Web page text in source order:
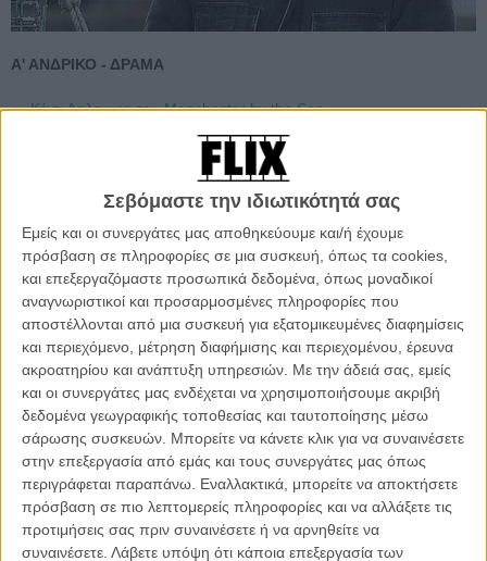
Σεβόμαστε την ιδιωτικότητά σας
Εμείς και οι συνεργάτες μας αποθηκεύουμε και/ή έχουμε
πρόσβαση σε πληροφορίες σε μια συσκευή, όπως τα cookies,
και επεξεργαζόμαστε προσωπικά δεδομένα, όπως μοναδικοί
αναγνωριστικοί και προσαρμοσμένες πληροφορίες που
αποστέλλονται από μια συσκευή για εξατομικευμένες διαφημίσεις
και περιεχόμενο, μέτρηση διαφήμισης και περιεχομένου, έρευνα
ακροατηρίου και ανάπτυξη υπηρεσιών. Με την άδειά σας, εμείς
και οι συνεργάτες μας ενδέχεται να χρησιμοποιήσουμε ακριβή
δεδομένα γεωγραφικής τοποθεσίας και ταυτοποίησης μέσω
σάρωσης συσκευών. Μπορείτε να κάνετε κλικ για να συναινέσετε
στην επεξεργασία από εμάς και τους συνεργάτες μας όπως
περιγράφεται παραπάνω. Εναλλακτικά, μπορείτε να αποκτήσετε
πρόσβαση σε πιο λεπτομερείς πληροφορίες και να αλλάξετε τις
προτιμήσεις σας πριν συναινέσετε ή να αρνηθείτε να
συναινέσετε. Λάβετε υπόψη ότι κάποια επεξεργασία των
Α' ΑΝΔΡΙΚΟ - ΔΡΑΜΑ
Κέισι Αφλεκ για το «Manchester by the Sea»
Τζοελ Ετζερτον για το «Loving»
Αντριου Γκάρφιλντ για το «Hacksaw Ridge»
Βίγκο Μόρτενσεν για το «Captain Fantastic»
Ντένζελ Γουάσινγκτον για το «Fences»